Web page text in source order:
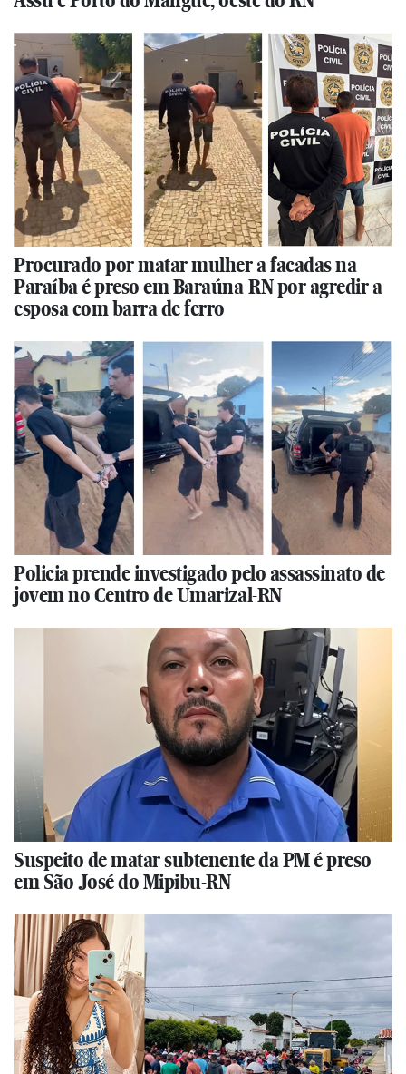
Procurado por matar mulher a facadas na
Paraíba é preso em Baraúna-RN por agredir a
esposa com barra de ferro
Policia prende investigado pelo assassinato de
jovem no Centro de Umarizal-RN
Suspeito de matar subtenente da PM é preso
em São José do Mipibu-RN